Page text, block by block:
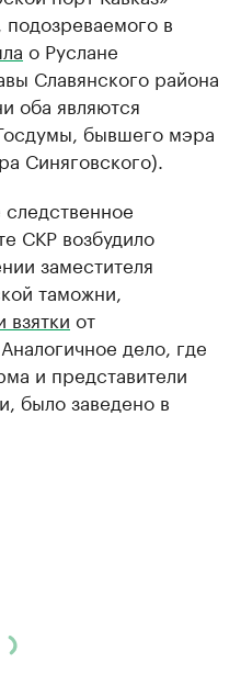
в
о Руслане
Славянского района
оба являются
бывшего мэра
Синяговского).
СКР возбудило
заместителя
таможни,
взятки от
дело, где
и представители
было заведено в